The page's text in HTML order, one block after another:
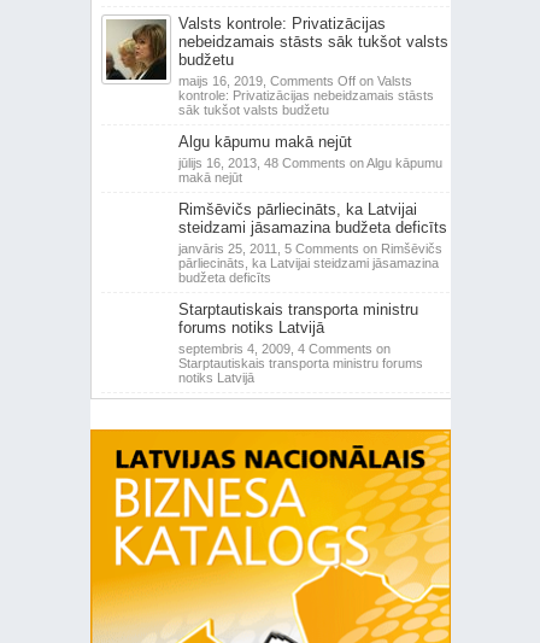
Valsts kontrole: Privatizācijas
nebeidzamais stāsts sāk tukšot valsts
budžetu
maijs 16, 2019, Comments Offon Valsts
kontrole: Privatizācijas nebeidzamais stāsts
sāk tukšot valsts budžetu
Algu kāpumu makā nejūt
jūlijs 16, 2013, 48 Comments on Algu kāpumu
makā nejūt
Rimšēvičs pārliecināts, ka Latvijai
steidzami jāsamazina budžeta deficīts
janvāris 25, 2011, 5 Comments on Rimšēvičs
pārliecināts, ka Latvijai steidzami jāsamazina
budžeta deficīts
Starptautiskais transporta ministru
forums notiks Latvijā
septembris 4, 2009, 4 Comments on
Starptautiskais transporta ministru forums
notiks Latvijā